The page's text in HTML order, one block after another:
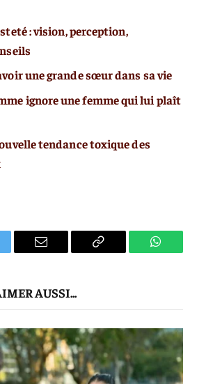
: vision, perception,
une grande sœur dans sa vie
ignore une femme qui lui plaît
tendance toxique des
E-
Copier
AUSSI...